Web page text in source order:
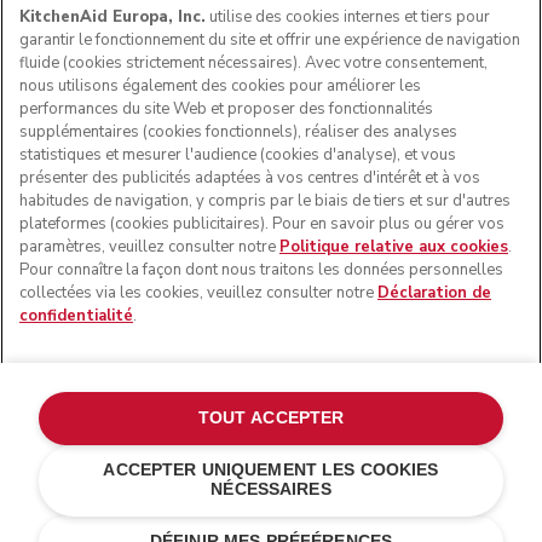
Économies de
© KitchenAid 2026 - Tous droits réservés. KitchenAid et la
forme du robot pâtissier multifonction sont des marques
commerciales aux États-Unis et ailleurs.
Politique en matière de cookies
Autres pays
Résolution des litiges en ligne
KitchenAid Europa, Inc. utilise des cookies internes et tiers pour
garantir le fonctionnement du site et offrir une expérience de navigation
fluide (cookies strictement nécessaires). Avec votre consentement,
nous utilisons également des cookies pour améliorer les
performances du site Web et proposer des fonctionnalités
supplémentaires (cookies fonctionnels), réaliser des analyses
statistiques et mesurer l'audience (cookies d'analyse), et vous
présenter des publicités adaptées à vos centres d'intérêt et à vos
habitudes de navigation, y compris par le biais de tiers et sur d'autres
plateformes (cookies publicitaires). Pour en savoir plus ou gérer vos
paramètres, veuillez consulter notre Politique relative aux cookies.
Pour connaître la façon dont nous traitons les données personnelles
collectées via les cookies, veuillez consulter notre Déclaration de
confidentialité.
ACCEPTER UNIQUEMENT LES COOKIES
NÉCESSAIRES
TOUT ACCEPTER